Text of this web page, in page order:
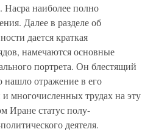
наиболее полно
Далее в разделе об
дается краткая
намечаются основные
портрета. Он блестящий
нашло отражение в его
и многочисленных трудах на эту
Иране статус полу-
деятеля.